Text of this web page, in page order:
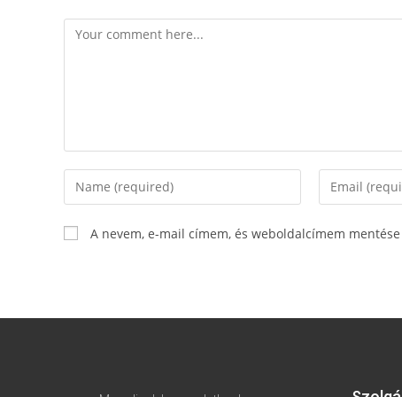
A nevem, e-mail címem, és weboldalcímem